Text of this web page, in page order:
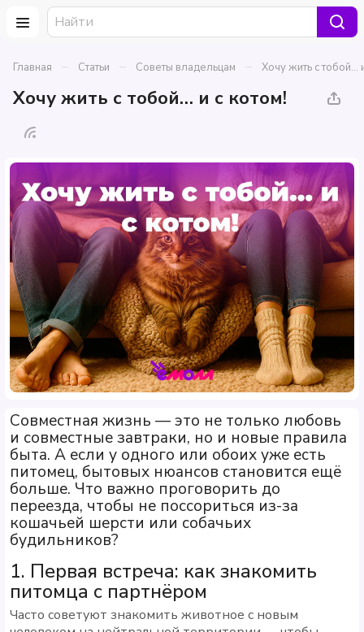
Главная – Статьи – Советы владельцам – Хочу жить с тобой…
Хочу жить с тобой… и с котом!
Совместная жизнь — это не только любовь
и совместные завтраки, но и новые правила
быта. А если у одного или обоих уже есть
питомец, бытовых нюансов становится ещё
больше. Что важно проговорить до
переезда, чтобы не поссориться из-за
кошачьей шерсти или собачьих
будильников?
1. Первая встреча: как знакомить
питомца с партнёром
Часто советуют знакомить животное с новым